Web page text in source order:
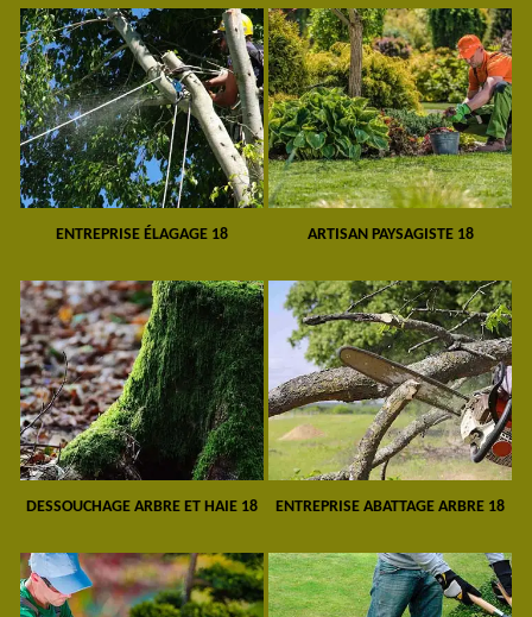
ENTREPRISE ÉLAGAGE 18 ARTISAN PAYSAGISTE 18
DESSOUCHAGE ARBRE ET HAIE 18 ENTREPRISE ABATTAGE ARBRE 18